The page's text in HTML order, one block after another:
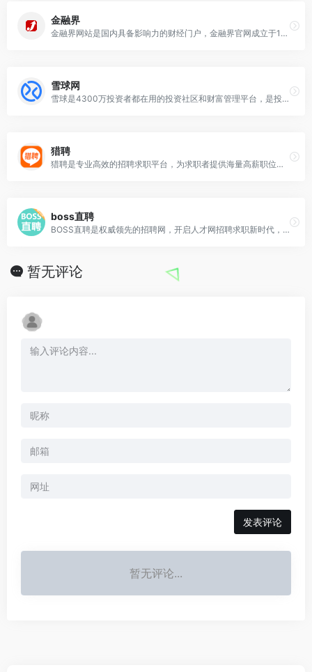
金融界
金融界网站是国内具备影响力的财经门户，金融界官网成立于1999年8月，是中国金融在线（NASDAQ：JRJC）旗下成员之一，是目前中国领先的以证券交易为核心的互联网
雪球网
雪球是4300万投资者都在用的投资社区和财富管理平台，是投资者的社交网络，沪深、港股、美股全球市场实时行情，公募私募股票基金债券免费热点资讯，与投资高手实战交流。
猎聘
猎聘是专业高效的招聘求职平台，为求职者提供海量高薪职位，在线沟通，快速反馈！为企业招聘方提供免费招人服务，优质人才，精准推荐。其中，猎聘网企业招聘为企业提供数字
boss直聘
BOSS直聘是权威领先的招聘网，开启人才网招聘求职新时代，招聘求职找工作，上BOSS直聘，直接谈！求职者在boss直聘招聘官网注册账号后填写简历, 系统根据求职者意
暂无评论
暂无评论...